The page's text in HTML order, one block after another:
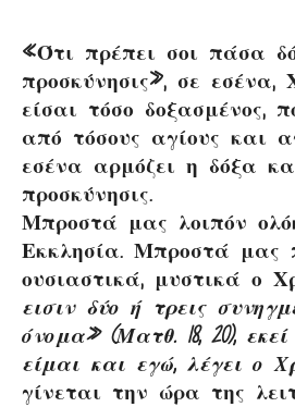
«Ότι πρέπει σοι πάσα
προσκύνησις», σε εσένα,
είσαι τόσο δοξασμένος,
από τόσους αγίους και
εσένα αρμόζει η δόξα
προσκύνησις.
Μπροστά μας λοιπόν
Εκκλησία. Μπροστά μας
ουσιαστικά, μυστικά ο
εισιν δύο ή τρεις
όνομα» (Ματθ. 18, 20),
είμαι και εγώ, λέγει ο
γίνεται την ώρα της